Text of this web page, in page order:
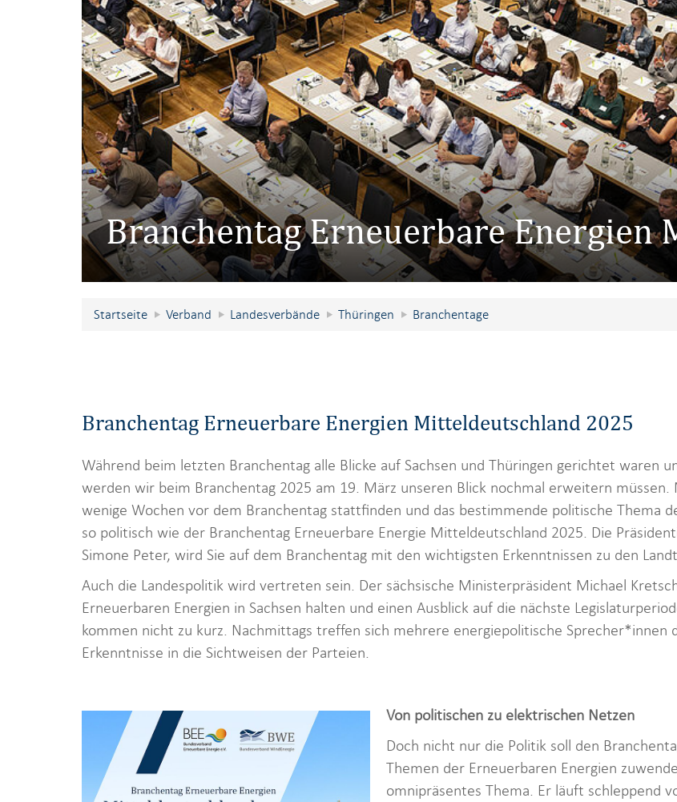
Branchentag Erneuerbare Energien
Startseite Verband Landesverbände Thüringen Branchentage
Branchentag Erneuerbare Energien Mitteldeutschland 2025
Während beim letzten Branchentag alle Blicke auf Sachsen und Thüringen gerichtet waren
werden wir beim Branchentag 2025 am 19. März unseren Blick nochmal erweitern müssen.
wenige Wochen vor dem Branchentag stattfinden und das bestimmende politische Thema
so politisch wie der Branchentag Erneuerbare Energie Mitteldeutschland 2025. Die
Simone Peter, wird Sie auf dem Branchentag mit den wichtigsten Erkenntnissen zu den
Auch die Landespolitik wird vertreten sein. Der sächsische Ministerpräsident Michael
Erneuerbaren Energien in Sachsen halten und einen Ausblick auf die nächste
kommen nicht zu kurz. Nachmittags treffen sich mehrere energiepolitische Sprecher*innen
Erkenntnisse in die Sichtweisen der Parteien.
Von politischen zu elektrischen Netzen
Doch nicht nur die Politik soll den
Themen der Erneuerbaren Energien
omnipräsentes Thema. Er läuft schleppend